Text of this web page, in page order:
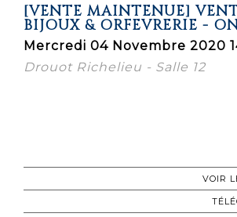
[VENTE MAINTENUE]
BIJOUX & ORFEVRERIE -
Mercredi 04 Novembre 2020
Drouot Richelieu - Salle 12
VOIR